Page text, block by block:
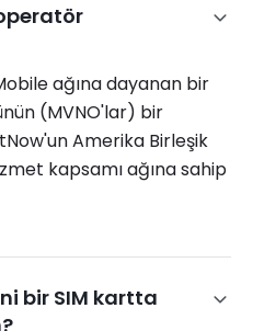
ağına dayanan bir
(MVNO'lar) bir
Amerika Birleşik
kapsamı ağına sahip
bir SIM kartta